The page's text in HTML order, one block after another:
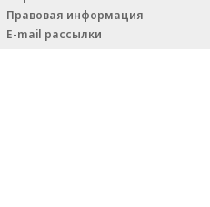
Правовая информация
E-mail рассылки